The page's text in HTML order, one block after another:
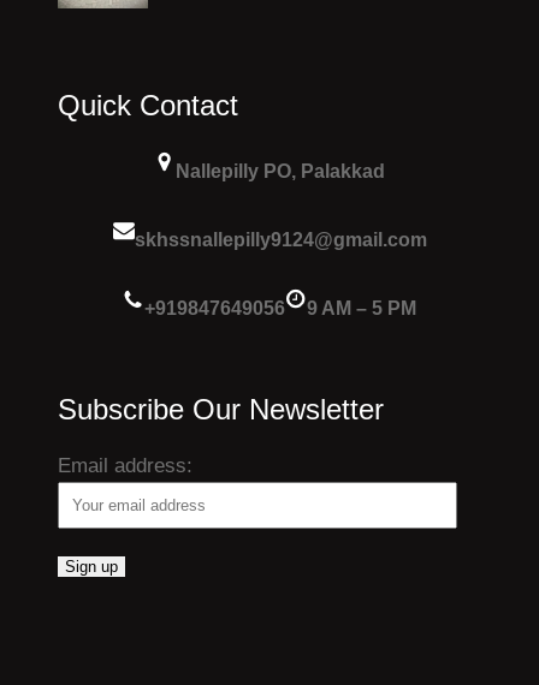
Quick Contact
Nallepilly PO, Palakkad
skhssnallepilly9124@gmail.com
+919847649056 9 AM – 5 PM
Subscribe Our Newsletter
Email address: